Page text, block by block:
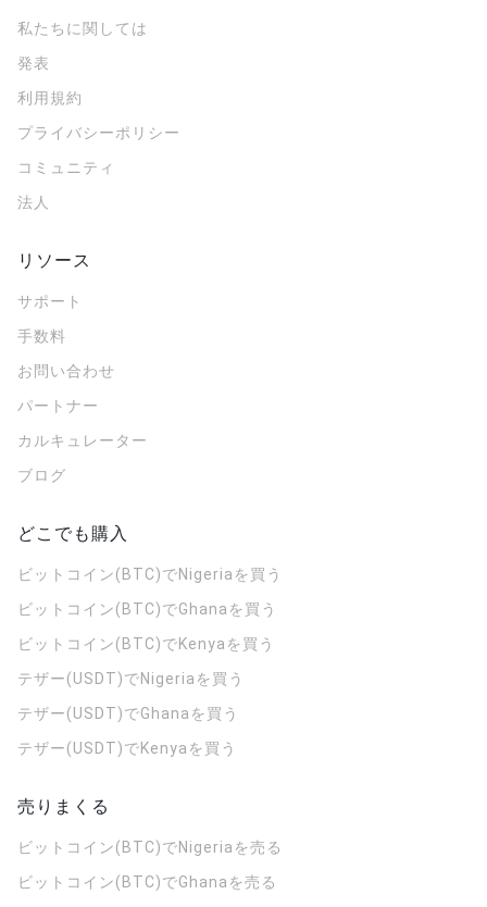
私たちに関しては
発表
利用規約
プライバシーポリシー
コミュニティ
法人
リソース
サポート
手数料
お問い合わせ
パートナー
カルキュレーター
ブログ
どこでも購入
ビットコイン(BTC)でNigeriaを買う
ビットコイン(BTC)でGhanaを買う
ビットコイン(BTC)でKenyaを買う
テザー(USDT)でNigeriaを買う
テザー(USDT)でGhanaを買う
テザー(USDT)でKenyaを買う
売りまくる
ビットコイン(BTC)でNigeriaを売る
ビットコイン(BTC)でGhanaを売る